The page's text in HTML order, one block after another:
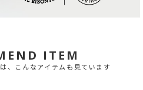
ITEM
、こんなアイテムも見ています